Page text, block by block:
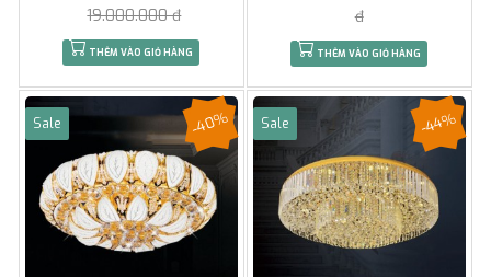
19.000.000 đ
THÊM VÀO GIỎ HÀNG
đ
THÊM VÀO GIỎ HÀNG
Sale -40% Sale -44%